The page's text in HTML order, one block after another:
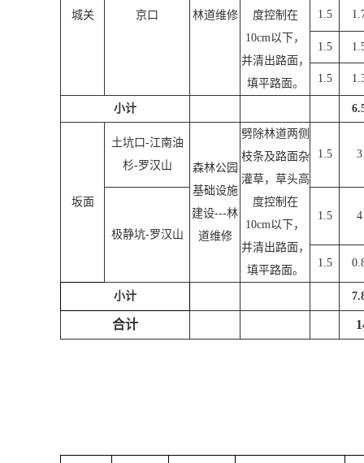
城关 京口 林道维修
度控制在
10cm以下，
并清出路面，
填平路面。
1.5
1.5
1.5
小计
坂面
土坑口-江南油
杉-罗汉山
森林公园
基础设施
建设---林
道维修
劈除林道两侧
枝条及路面杂
灌草，草头高
度控制在
10cm以下，
并清出路面，
填平路面。
1.5 3
极静坑-罗汉山
1.5 4
1.5
小计
合计